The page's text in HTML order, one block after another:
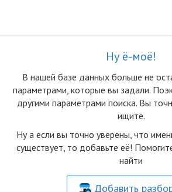
Ну ё-моё!
В нашей базе данных больше не
параметрами, которые вы задали.
другими параметрами поиска. Вы
ищите.
Ну а если вы точно уверены, что
существует, то добавьте её!
найти
Добавить